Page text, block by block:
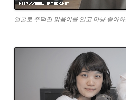
얼굴로 주먹진 맑음이를 안고 마냥 좋아